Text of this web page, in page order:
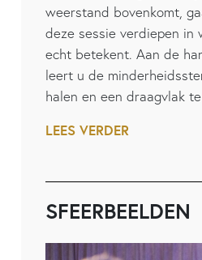
weerstand bovenkomt,
deze sessie verdiepen in
echt betekent. Aan de
leert u de
halen en een draagvlak
LEES VERDER
SFEERBEELDEN